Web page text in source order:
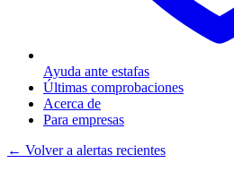
Ayuda ante estafas
Últimas comprobaciones
Acerca de
Para empresas
← Volver a alertas recientes